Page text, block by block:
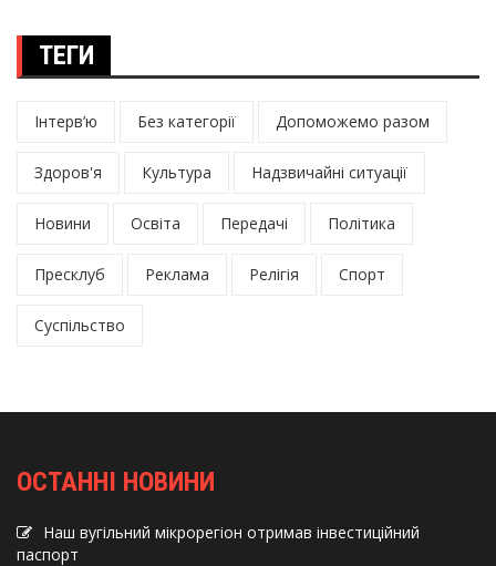
ТЕГИ
Інтерв’ю Без категорії Допоможемо разом
Здоров'я Культура Надзвичайні ситуації
Новини Освіта Передачі Політика
Пресклуб Реклама Релігія Спорт
Суспільство
ОСТАННІ НОВИНИ
Наш вугільний мікрорегіон отримав інвеcтиційний
паспорт